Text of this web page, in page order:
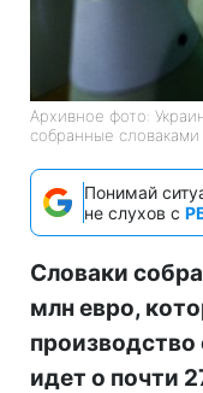
Архивное фото:
собранные
Понимай
не слухов с
Словаки
млн евро,
производство
идет о почти